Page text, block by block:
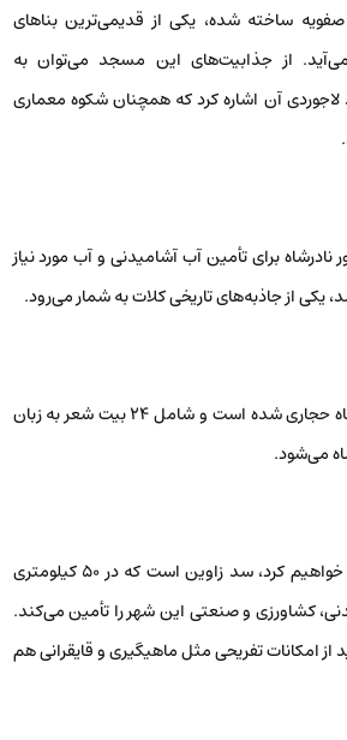
ساخته شده، یکی از قدیمی‌ترین بناهای
از جذابیت‌های این مسجد می‌توان به
آن اشاره کرد که همچنان شکوه معماری
برای تأمین آب آشامیدنی و آب مورد نیاز
یکی از جاذبه‌های تاریخی کلات به شمار می‌رود.
این کتیبه به دستور نادرشاه حجاری شده است و شامل ۲۴ بیت شعر به زبان
می‌شود.
آخرین جاذبه‌ای که معرفی خواهیم کرد، سد زاوین است که در ۵۰ کیلومتری
کشاورزی و صنعتی این شهر را تأمین می‌کند.
از امکانات تفریحی مثل ماهیگیری و قایقرانی هم